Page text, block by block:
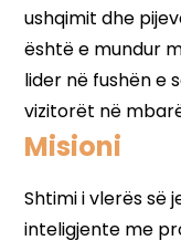
Misioni